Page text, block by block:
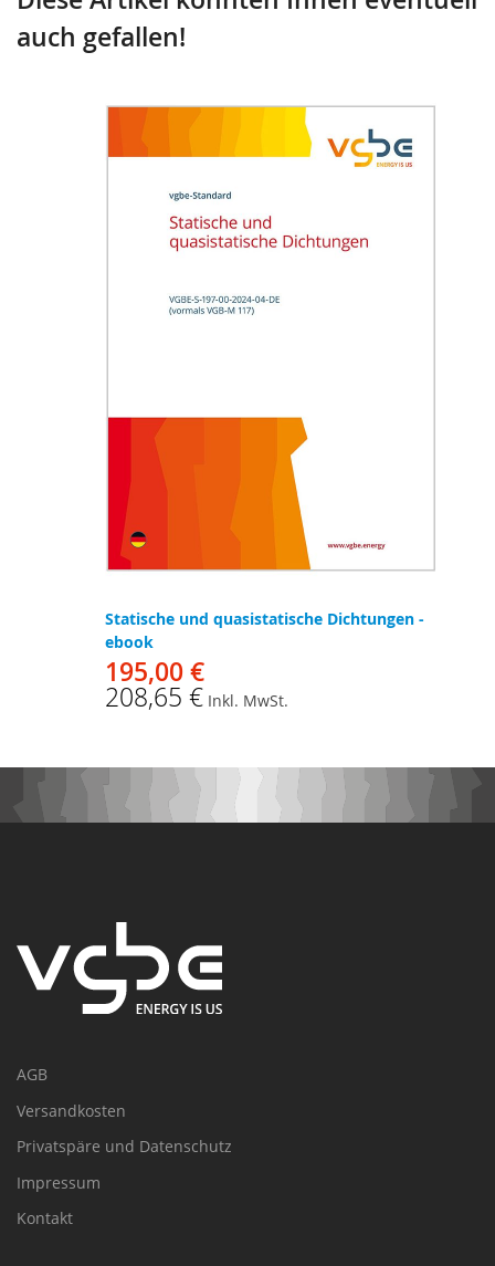
auch gefallen!
Statische und quasistatische Dichtungen -
ebook
195,00 €
208,65 € Inkl. MwSt.
AGB
Versandkosten
Privatspäre und Datenschutz
Impressum
Kontakt